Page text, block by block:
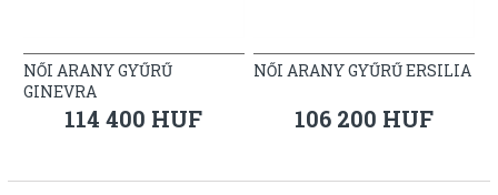
NŐI ARANY GYŰRŰ
GINEVRA
114 400 HUF
NŐI ARANY GYŰRŰ ERSILIA
106 200 HUF